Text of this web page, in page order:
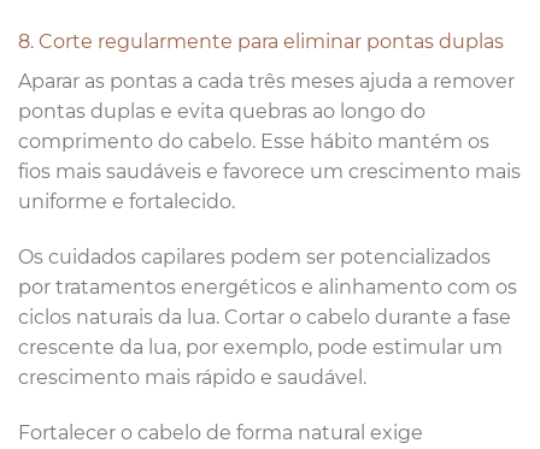
8. Corte regularmente para eliminar pontas duplas
Aparar as pontas a cada três meses ajuda a remover
pontas duplas e evita quebras ao longo do
comprimento do cabelo. Esse hábito mantém os
fios mais saudáveis e favorece um crescimento mais
uniforme e fortalecido.
Os cuidados capilares podem ser potencializados
por tratamentos energéticos e alinhamento com os
ciclos naturais da lua. Cortar o cabelo durante a fase
crescente da lua, por exemplo, pode estimular um
crescimento mais rápido e saudável.
Fortalecer o cabelo de forma natural exige